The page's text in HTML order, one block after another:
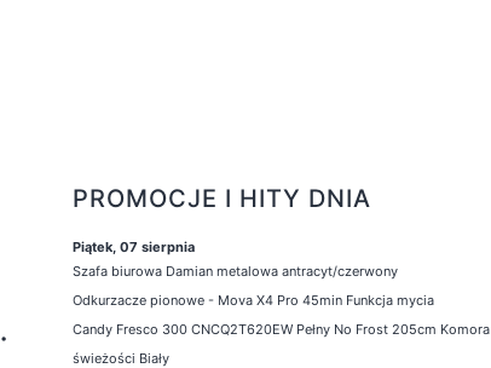
•
PROMOCJE I HITY DNIA
Piątek, 07 sierpnia
Szafa biurowa Damian metalowa antracyt/czerwony
Odkurzacze pionowe - Mova X4 Pro 45min Funkcja mycia
Candy Fresco 300 CNCQ2T620EW Pełny No Frost 205cm Komora
świeżości Biały